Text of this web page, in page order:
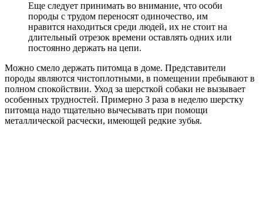
Еще следует принимать во внимание, что особи
породы с трудом переносят одиночество, им
нравится находиться среди людей, их не стоит на
длительный отрезок времени оставлять одних или
постоянно держать на цепи.
Можно смело держать питомца в доме. Представители
породы являются чистоплотными, в помещении пребывают в
полном спокойствии. Уход за шерсткой собаки не вызывает
особенных трудностей. Примерно 3 раза в неделю шерстку
питомца надо тщательно вычесывать при помощи
металлической расчески, имеющей редкие зубья.